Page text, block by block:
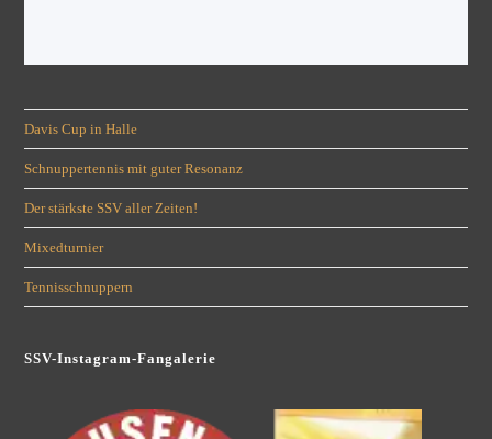
Davis Cup in Halle
Schnuppertennis mit guter Resonanz
Der stärkste SSV aller Zeiten!
Mixedturnier
Tennisschnuppern
SSV-Instagram-Fangalerie